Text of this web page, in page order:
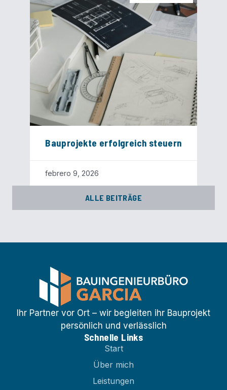
ALLE BEITRÄGE
Bauprojekte erfolgreich steuern
febrero 9, 2026
Ihr Partner vor Ort – wir begleiten ihr Bauprojekt
persönlich und verlässlich
Schnelle Links
Start
Über mich
Leistungen